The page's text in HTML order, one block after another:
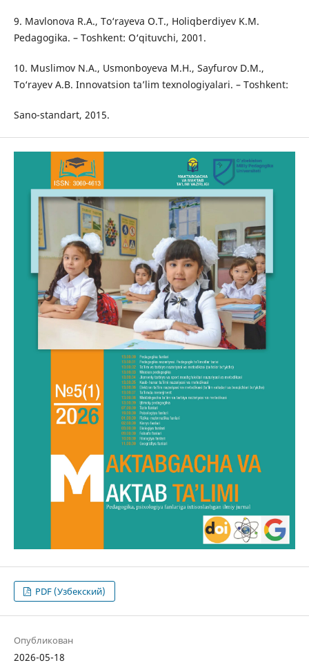
9. Mavlonova R.A., To‘rayeva O.T., Holiqberdiyev K.M.
Pedagogika. – Toshkent: O‘qituvchi, 2001.
10. Muslimov N.A., Usmonboyeva M.H., Sayfurov D.M.,
To‘rayev A.B. Innovatsion ta’lim texnologiyalari. – Toshkent:
Sano-standart, 2015.
PDF (Узбекский)
Опубликован
2026-05-18